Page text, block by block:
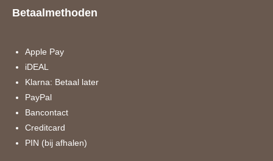
Betaalmethoden
Apple Pay
iDEAL
Klarna: Betaal later
PayPal
Bancontact
Creditcard
PIN (bij afhalen)